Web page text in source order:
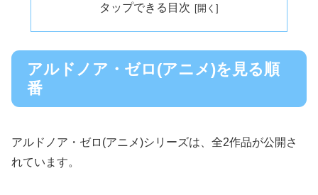
タップできる目次
アルドノア・ゼロ(アニメ)を見る順
番
アルドノア・ゼロ(アニメ)シリーズは、全2作品が公開さ
れています。